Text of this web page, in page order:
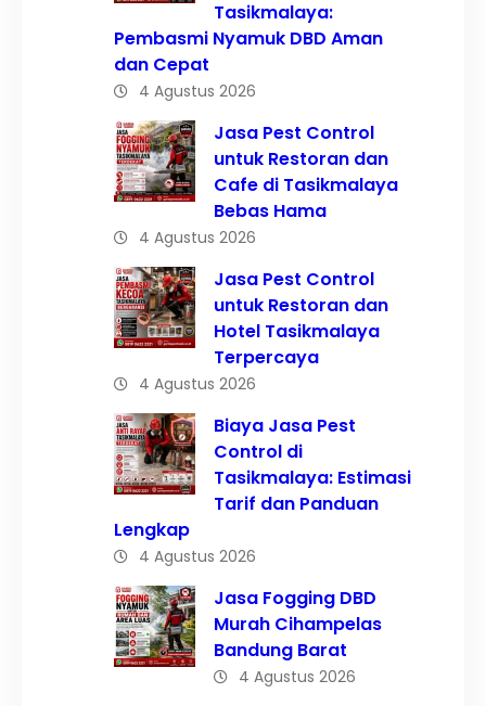
Tasikmalaya:
Pembasmi Nyamuk DBD Aman
dan Cepat
4 Agustus 2026
Jasa Pest Control
untuk Restoran dan
Cafe di Tasikmalaya
Bebas Hama
4 Agustus 2026
Jasa Pest Control
untuk Restoran dan
Hotel Tasikmalaya
Terpercaya
4 Agustus 2026
Biaya Jasa Pest
Control di
Tasikmalaya: Estimasi
Tarif dan Panduan
Lengkap
4 Agustus 2026
Jasa Fogging DBD
Murah Cihampelas
Bandung Barat
4 Agustus 2026